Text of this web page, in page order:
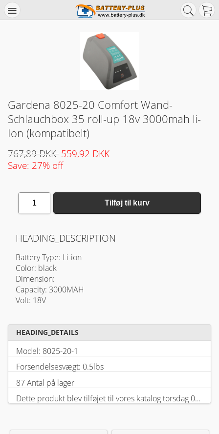
Gardena 8025-20 Comfort Wand-
Schlauchbox 35 roll-up 18v 3000mah li-
Ion (kompatibelt)
767,89 DKK 559,92 DKK
Save: 27% off
1 Tilføj til kurv
HEADING_DESCRIPTION
Battery Type: Li-ion
Color: black
Dimension:
Capacity: 3000MAH
Volt: 18V
HEADING_DETAILS
Model: 8025-20-1
Forsendelsesvægt: 0.5lbs
87 Antal på lager
Dette produkt blev tilføjet til vores katalog torsdag 05 februar, 2026.